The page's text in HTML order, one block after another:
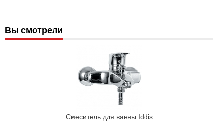
Вы смотрели
Смеситель для ванны Iddis